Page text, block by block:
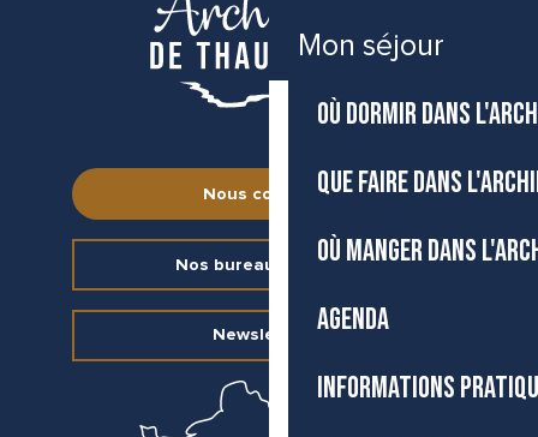
Mon séjour
OÙ DORMIR DANS
QUE FAIRE DANS
OÙ MANGER DANS
AGENDA
INFORMATIONS
Nous contacter
Nos bureaux d’accueil
Newsletter